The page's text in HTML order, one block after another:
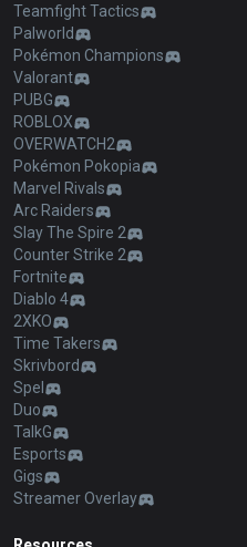
Teamfight Tactics
Palworld
Pokémon Champions
Valorant
PUBG
ROBLOX
OVERWATCH2
Pokémon Pokopia
Marvel Rivals
Arc Raiders
Slay The Spire 2
Counter Strike 2
Fortnite
Diablo 4
2XKO
Time Takers
Skrivbord
Spel
Duo
TalkG
Esports
Gigs
Streamer Overlay